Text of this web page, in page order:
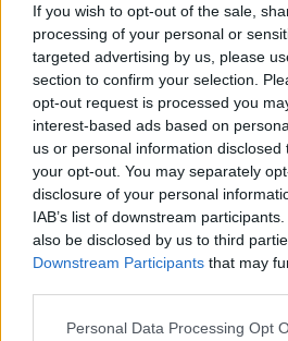
If you wish to opt-out of the sale,
processing of your personal or
targeted advertising by us, please
section to confirm your selection.
opt-out request is processed you
interest-based ads based on
us or personal information
your opt-out. You may separately
disclosure of your personal
IAB’s list of downstream
also be disclosed by us to third
Downstream Participants that may
Personal Data Processing Opt
Μετακλητή υπάλληλος στη Βουλή
πρώην βουλευτής της Χρυσής Αυγής
Νίκου Μιχαλολιάκου. Ο διορισμός μάλιστα έρχεται λίγες ημέρες
πριν από την απόφαση στη δίκη για
στελεχών της Χρυσής Αυγής. Τον...
ΡΟΗ ΕΙΔΗΣΕΩΝ
08/08/2026